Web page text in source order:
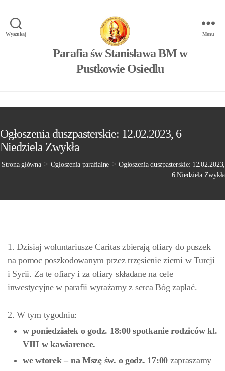
Wyszukaj
Parafia św Stanisława BM w
Pustkowie Osiedlu
Menu
Ogłoszenia duszpasterskie: 12.02.2023, 6
Niedziela Zwykła
Strona główna> Ogłoszenia parafialne >Ogłoszenia duszpasterskie: 12.02.2023,
6 Niedziela Zwykła
1. Dzisiaj woluntariusze Caritas zbierają ofiary do puszek
na pomoc poszkodowanym przez trzęsienie ziemi w Turcji
i Syrii. Za te ofiary i za ofiary składane na cele
inwestycyjne w parafii wyrażamy z serca Bóg zapłać.
2. W tym tygodniu:
w poniedziałek o godz. 18:00 spotkanie rodziców kl.
VIII w kawiarence.
we wtorek – na Mszę św. o godz. 17:00 zapraszamy